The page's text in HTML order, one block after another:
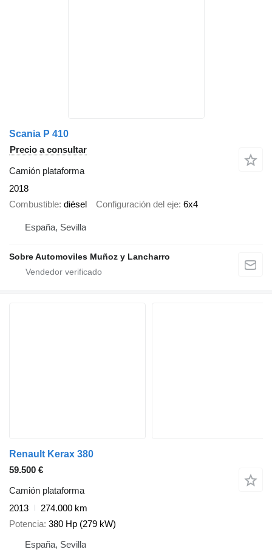
Scania P 410
Precio a consultar
Camión plataforma
2018
Combustible diésel Configuración del eje 6x4
España, Sevilla
Sobre Automoviles Muñoz y Lancharro
Renault Kerax 380
59.500 €
Camión plataforma
2013
274.000 km
Potencia 380 Hp (279 kW)
España, Sevilla